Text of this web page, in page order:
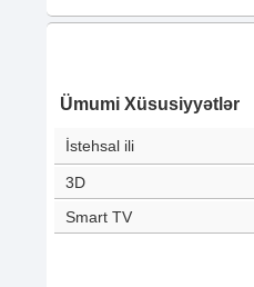
Ümumi Xüsusiyyətlər
İstehsal ili
3D
Smart TV